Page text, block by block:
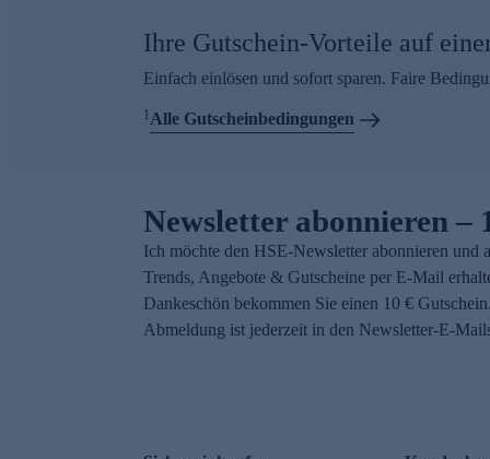
Ihre Gutschein-Vorteile auf
Einfach einlösen und sofort sparen. Faire
1Alle Gutscheinbedingungen
Newsletter abonnieren –
Ich möchte den HSE-Newsletter abonnieren und
Trends, Angebote & Gutscheine per E-Mail
Dankeschön bekommen Sie einen 10 €
Abmeldung ist jederzeit in den Newsletter-E-